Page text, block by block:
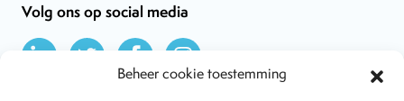
Beheer cookie toestemming
Volg ons op social media